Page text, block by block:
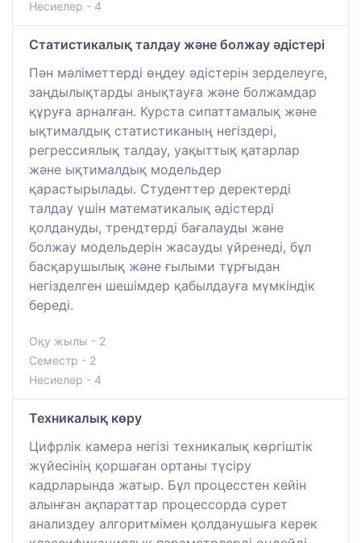
Несиелер - 4
Статистикалық талдау және болжау әдістері
Пән мәліметтерді өңдеу әдістерін зерделеуге,
заңдылықтарды анықтауға және болжамдар
құруға арналған. Курста сипаттамалық және
ықтималдық статистиканың негіздері,
регрессиялық талдау, уақыттық қатарлар
және ықтималдық модельдер
қарастырылады. Студенттер деректерді
талдау үшін математикалық әдістерді
қолдануды, трендтерді бағалауды және
болжау модельдерін жасауды үйренеді, бұл
басқарушылық және ғылыми тұрғыдан
негізделген шешімдер қабылдауға мүмкіндік
береді.
Оқу жылы - 2
Семестр - 2
Несиелер - 4
Техникалық көру
Цифрлік камера негізі техникалық көргіштік
жүйесінің қоршаған ортаны түсіру
кадрларында жатыр. Бұл процесстен кейін
алынған ақпараттар процессорда сурет
анализдеу алгоритмімен қолданушыға керек